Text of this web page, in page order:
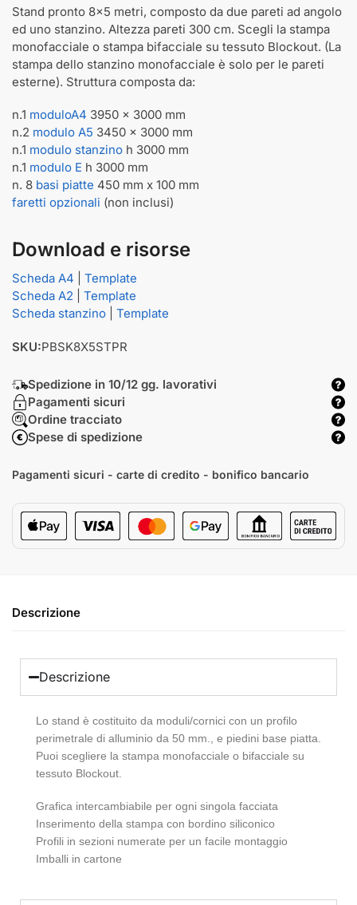
Stand pronto 8x5 metri, composto da due pareti ad angolo
ed uno stanzino. Altezza pareti 300 cm. Scegli la stampa
monofacciale o stampa bifacciale su tessuto Blockout. (La
stampa dello stanzino monofacciale è solo per le pareti
esterne). Struttura composta da:
n.1 moduloA4 3950 x 3000 mm
n.2 modulo A5 3450 x 3000 mm
n.1 modulo stanzino h 3000 mm
n.1 modulo E h 3000 mm
n. 8 basi piatte 450 mm x 100 mm
faretti opzionali (non inclusi)
Download e risorse
Scheda A4
Template
Scheda A2
Template
Scheda stanzino
Template
SKU:PBSK8X5STPR
Spedizione in 10/12 gg. lavorativi
Pagamenti sicuri
Ordine tracciato
Spese di spedizione
Pagamenti sicuri - carte di credito - bonifico bancario
Descrizione
Descrizione
Lo stand è costituito da moduli/cornici con un profilo
perimetrale di alluminio da 50 mm., e piedini base piatta.
Puoi scegliere la stampa monofacciale o bifacciale su
tessuto Blockout.
Grafica intercambiabile per ogni singola facciata
Inserimento della stampa con bordino siliconico
Profili in sezioni numerate per un facile montaggio
Imballi in cartone